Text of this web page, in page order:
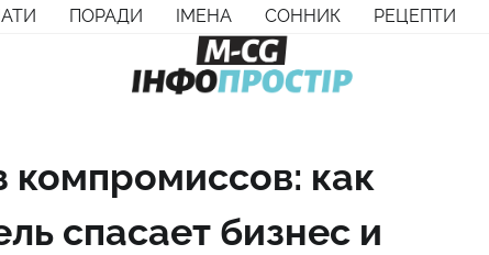
ПОРАДИ ІМЕНА СОННИК РЕЦЕПТИ
компромиссов: как
спасает бизнес и